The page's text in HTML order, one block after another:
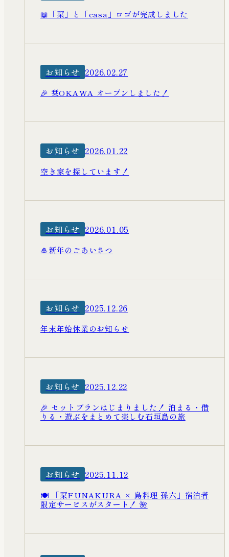
📖「栞」と「casa」ロゴが完成しました
お知らせ 2026.02.27
🎉 栞OKAWA オープンしました！
お知らせ 2026.01.22
空き家を探しています！
お知らせ 2026.01.05
🎍新年のごあいさつ
お知らせ 2025.12.26
年末年始休業のお知らせ
お知らせ 2025.12.22
🎉 セットプランはじまりました！ 泊まる・借
りる・遊ぶをまとめて楽しむ石垣島の旅
お知らせ 2025.11.12
🍽️ 「栞FUNAKURA × 島料理 孫六」宿泊者
限定サービスがスタート！ 🌺